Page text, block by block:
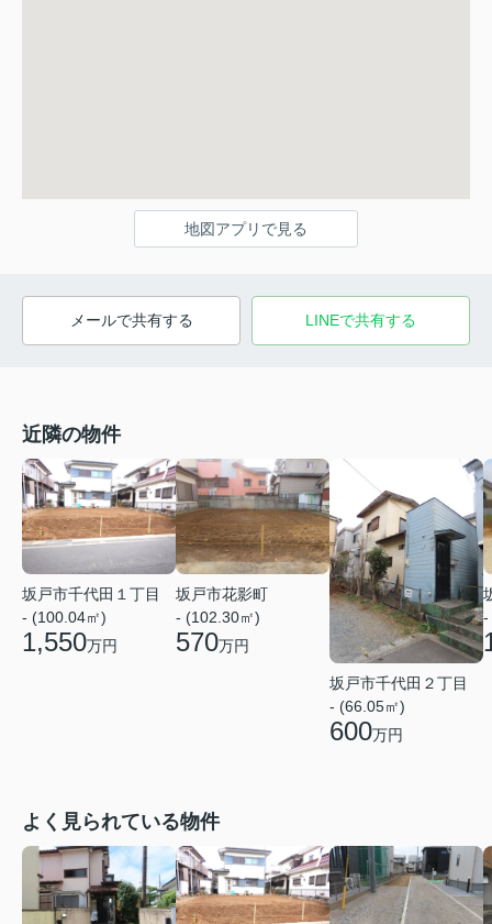
地図アプリで見る
メールで共有する LINEで共有する
近隣の物件
坂戸市千代田１丁目
- (100.04㎡)
1,550万円
坂戸市花影町
- (102.30㎡)
570万円
坂戸市千代田２丁目
- (66.05㎡)
600万円
-
よく見られている物件